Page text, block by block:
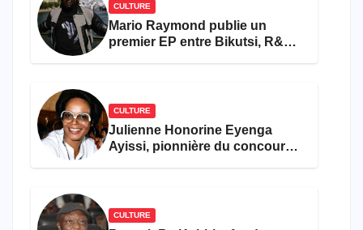
CULTURE
Mario Raymond publie un
premier EP entre Bikutsi, R&B
CULTURE
Julienne Honorine Eyenga
Ayissi, pionnière du concours
CULTURE